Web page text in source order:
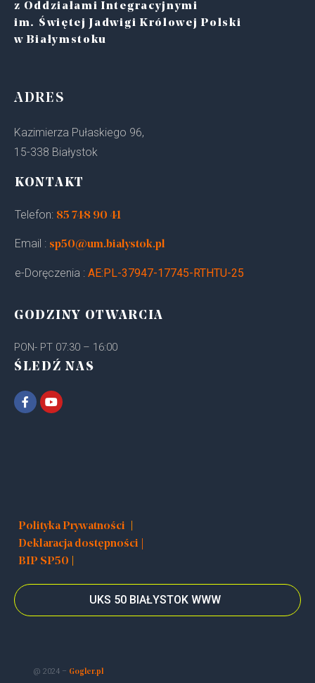
z Oddziałami Integracyjnymi
im. Świętej Jadwigi Królowej Polski
w Białymstoku
ADRES
Kazimierza Pułaskiego 96,
15-338 Białystok
KONTAKT
Telefon: 85 748 90 41
Email : sp50@um.bialystok.pl
e-Doręczenia : AE:PL-37947-17745-RTHTU-25
GODZINY OTWARCIA
PON- PT 07:30 – 16:00
ŚLEDŹ NAS
Polityka Prywatności
Deklaracja dostępności |
BIP SP50
UKS 50 BIAŁYSTOK WWW
@ 2024 – Gogler.pl